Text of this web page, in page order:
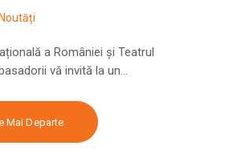
Noutăți
a României și Teatrul
vă invită la un…
Mai Departe